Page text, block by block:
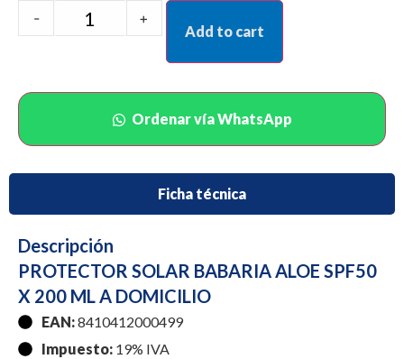
- +
Add to cart
Ordenar vía WhatsApp
Ficha técnica
Descripción
PROTECTOR SOLAR BABARIA ALOE SPF50
X 200 ML A DOMICILIO
EAN:8410412000499
Impuesto: 19% IVA